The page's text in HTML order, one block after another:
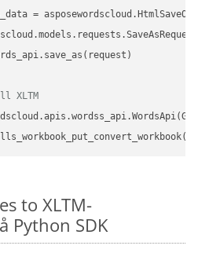
=
XLTM
to XLTM-
Python SDK